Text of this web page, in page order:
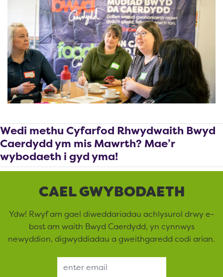
Wedi methu Cyfarfod Rhwydwaith Bwyd
Caerdydd ym mis Mawrth? Mae’r
wybodaeth i gyd yma!
CAEL GWYBODAETH
Ydw! Rwyf am gael diweddariadau achlysurol drwy e-
bost am waith Bwyd Caerdydd, yn cynnwys
newyddion, digwyddiadau a gweithgaredd codi arian.